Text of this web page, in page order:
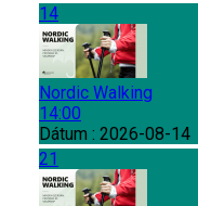
14
Nordic Walking
14:00
Dátum : 2026-08-14
21